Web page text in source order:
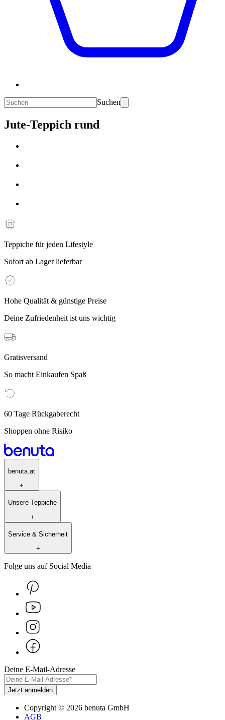
Suchen
Jute-Teppich rund
Teppiche für jeden Lifestyle
Sofort ab Lager lieferbar
Hohe Qualität & günstige Preise
Deine Zufriedenheit ist uns wichtig
Gratisversand
So macht Einkaufen Spaß
60 Tage Rückgaberecht
Shoppen ohne Risiko
benuta.at
+
Unsere Teppiche
+
Service & Sicherheit
+
Folge uns auf Social Media
Deine E-Mail-Adresse
Jetzt anmelden
Copyright© 2026 benuta GmbH
AGB